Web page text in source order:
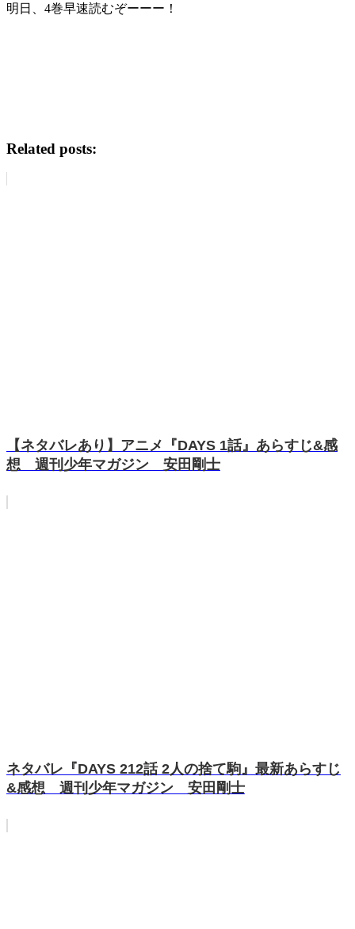
明日、4巻早速読むぞーーー！
Related posts:
【ネタバレあり】アニメ『DAYS 1話』あらすじ&感
想 週刊少年マガジン 安田剛士
ネタバレ『DAYS 212話 2人の捨て駒』最新あらすじ
&感想 週刊少年マガジン 安田剛士